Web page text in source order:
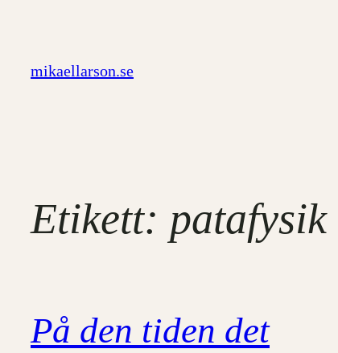
innehåll
mikaellarson.se
Etikett: patafysik
På den tiden det